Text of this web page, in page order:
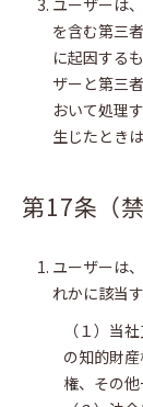
ユーザーは
を含む第三
に起因する
ザーと第三
おいて処理
生じたとき
第17条（
ユーザーは
れかに該当
（１）当
の知的財
権、その